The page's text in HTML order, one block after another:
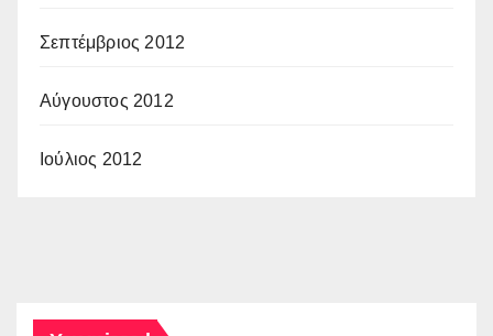
Σεπτέμβριος 2012
Αύγουστος 2012
Ιούλιος 2012